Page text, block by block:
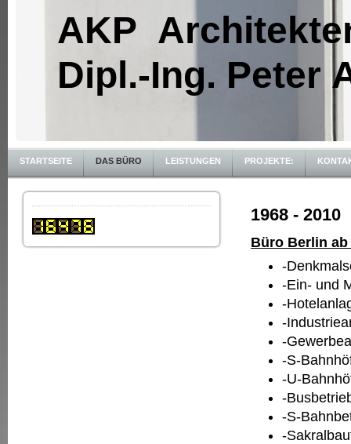
AKP
Dipl.-Ing. Peter
STARTSEITE DAS BÜRO LEISTUNGEN PROJEKTE:
1968 -
Büro Berlin ab
-
-Ein- und
-
-
-
-S-
-U-
-
-S-
-